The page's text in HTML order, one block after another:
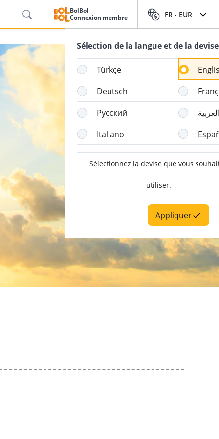
BolBol
Connexion membre
FR - EUR
Sélection de la langue et de la devise
Türkçe
Deutsch
Русский
العربية
Italiano
Sélectionnez la devise que vous
utiliser.
Appliquer